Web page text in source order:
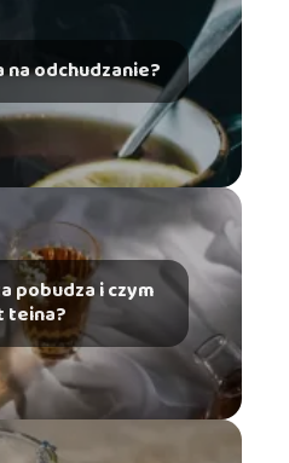
odchudzanie?
pobudza i czym
teina?